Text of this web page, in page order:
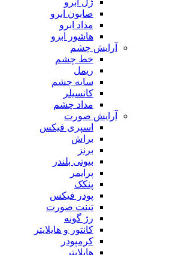
ژل ابرو
صابون ابرو
مداد ابرو
هاشور ابرو
آرایش چشم
خط چشم
ریمل
سایه چشم
کانسیلر
مداد چشم
آرایش صورت
اسپری فیکس
براش
برنز
بیوتی بلندر
پرایمر
پنکک
پودر فیکس
تینت صورت
رژ گونه
کانتور و هایلایتر
کرمپودر
هایلایتر